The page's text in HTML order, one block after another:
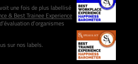
une fois de plus labellisé
& Best Trainee Experience
d’organismes
sur nos labels.